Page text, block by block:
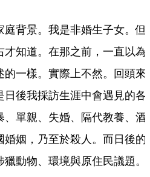
背景。我是非婚生子女。但
知道。在那之前，一直以為
一樣。實際上不然。回頭來
後我採訪生涯中會遇見的各
單親、失婚、隔代教養、酒
姻，乃至於殺人。而日後的
動物、環境與原住民議題。